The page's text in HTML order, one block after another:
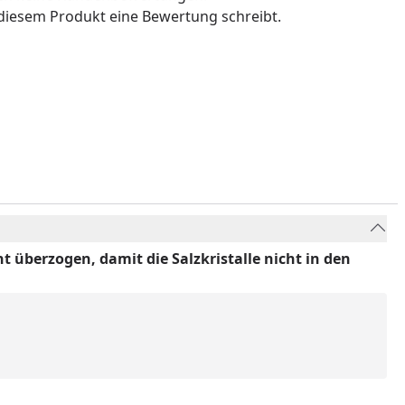
Produkt eine Bewertung schreibt.
überzogen, damit die Salzkristalle nicht in den